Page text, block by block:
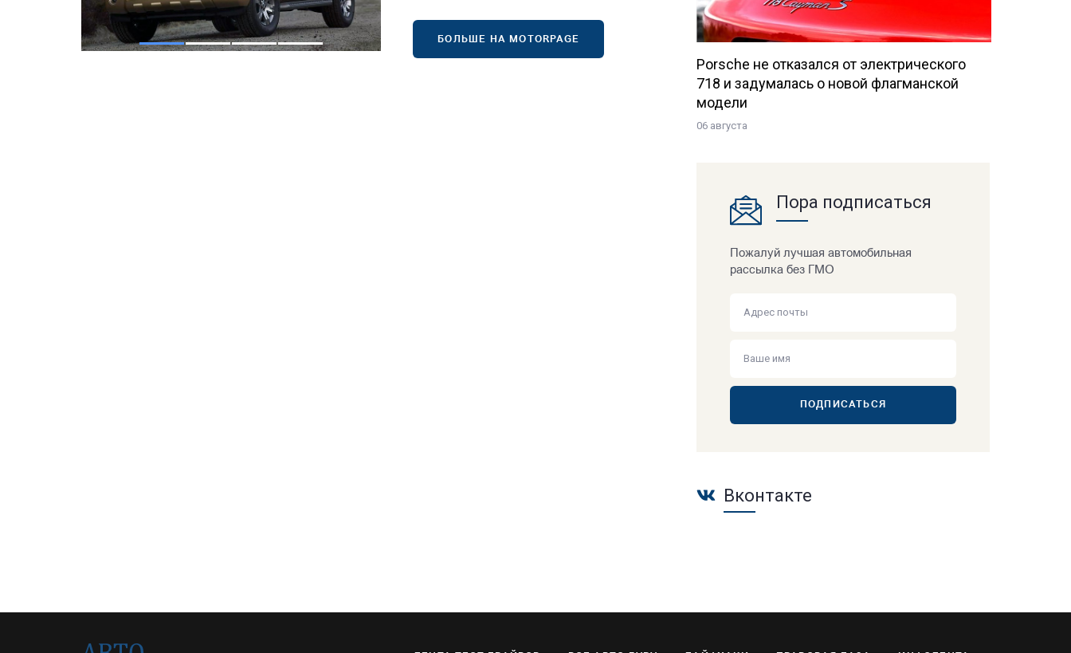
БОЛЬШЕ НА MOTORPAGE
Porsche не отказался от электрического
718 и задумалась о новой флагманской
модели
06 августа
Пора подписаться
Пожалуй лучшая автомобильная
рассылка без ГМО
ПОДПИСАТЬСЯ
Вконтакте